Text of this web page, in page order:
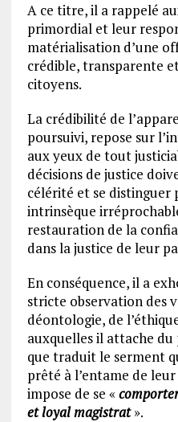
A ce titre, il a rappelé
primordial et leur
matérialisation d’une
crédible, transparente
citoyens.
La crédibilité de
poursuivi, repose sur
aux yeux de tout
décisions de justice
célérité et se distinguer
intrinsèque
restauration de la
dans la justice de leur
En conséquence, il a
stricte observation des
déontologie, de
auxquelles il attache du
que traduit le serment
prêté à l’entame de
impose de se «
et loyal magistrat».